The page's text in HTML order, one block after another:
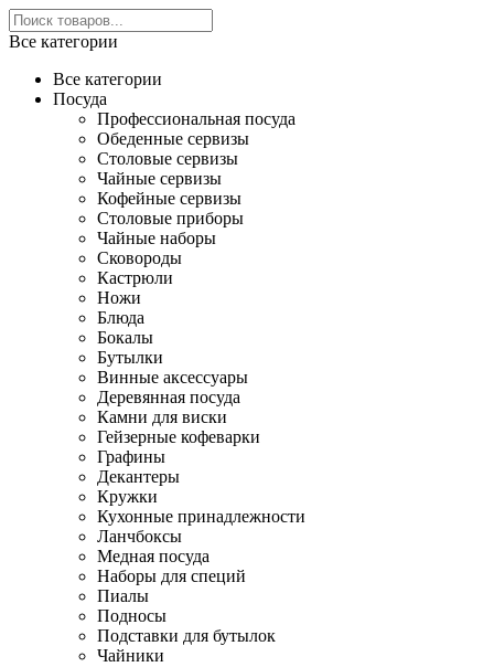
Все категории
Все категории
Посуда
Профессиональная посуда
Обеденные сервизы
Столовые сервизы
Чайные сервизы
Кофейные сервизы
Столовые приборы
Чайные наборы
Сковороды
Кастрюли
Ножи
Блюда
Бокалы
Бутылки
Винные аксессуары
Деревянная посуда
Камни для виски
Гейзерные кофеварки
Графины
Декантеры
Кружки
Кухонные принадлежности
Ланчбоксы
Медная посуда
Наборы для специй
Пиалы
Подносы
Подставки для бутылок
Чайники